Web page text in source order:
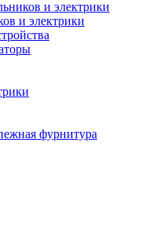
и электрики
фурнитура